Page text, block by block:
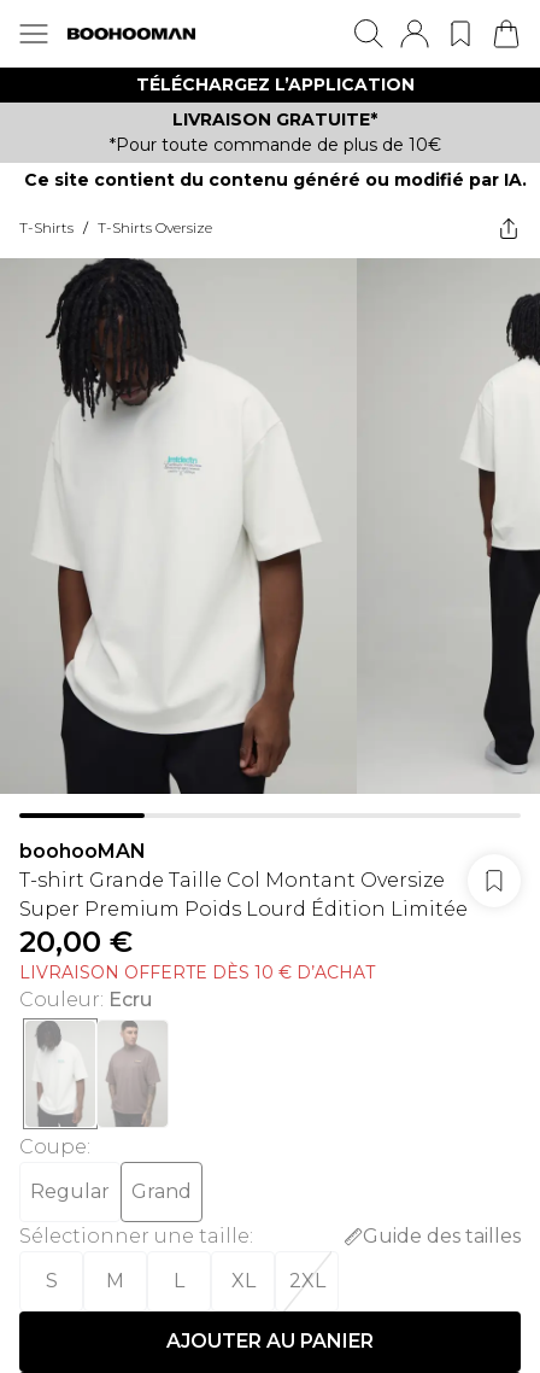
TÉLÉCHARGEZ L’APPLICATION
LIVRAISON GRATUITE*
*Pour toute commande de plus de 10€
Ce site contient du contenu généré ou modifié par IA.
T-Shirts / T-Shirts Oversize
boohooMAN
T-shirt Grande Taille Col Montant Oversize
Super Premium Poids Lourd Édition Limitée
20,00 €
LIVRAISON OFFERTE DÈS 10 € D’ACHAT
Couleur: Ecru
Coupe:
Regular
Grand
Sélectionner une taille:
Guide des tailles
S
M L XL 2XL
AJOUTER AU PANIER